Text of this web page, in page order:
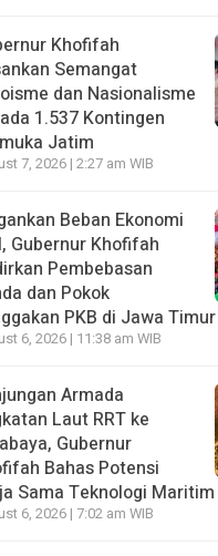
Khofifah
Semangat
dan Nasionalisme
1.537 Kontingen
Jatim
7, 2026 | 2:27 am WIB
Beban Ekonomi
Gubernur Khofifah
Pembebasan
dan Pokok
PKB di Jawa Timur
6, 2026 | 11:38 am WIB
Armada
Laut RRT ke
Gubernur
Bahas Potensi
Sama Teknologi Maritim
6, 2026 | 7:02 am WIB